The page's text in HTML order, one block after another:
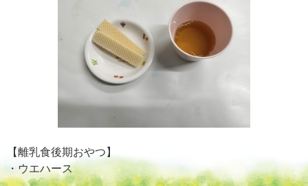
【離乳食後期おやつ】
・ウエハース